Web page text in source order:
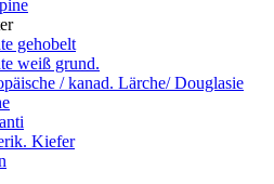
gehobelt
weiß grund.
/ kanad. Lärche/ Douglasie
Kiefer